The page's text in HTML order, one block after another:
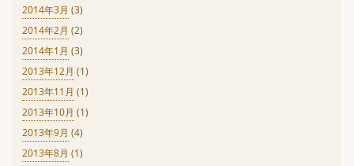
2014年3月 (3)
2014年2月 (2)
2014年1月 (3)
2013年12月 (1)
2013年11月 (1)
2013年10月 (1)
2013年9月 (4)
2013年8月 (1)